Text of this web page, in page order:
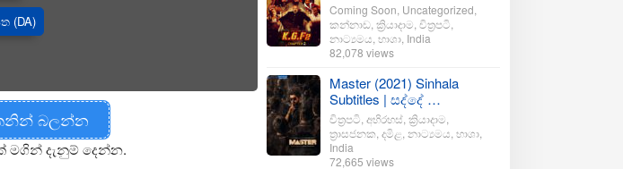
(DA)
බලන්න
දැනුම් දෙන්න.
Coming Soon Uncategorized
කන්නාඩ ක්‍රියාදාම චිත්‍රපටි
නාට්‍යමය භාශා India
82,078 views
Master (2021) Sinhala
Subtitles | සද්දේ …
චිත්‍රපටි අභිරහස් ක්‍රියාදාම
ත්‍රාසජනක දමිළ නාට්‍යමය භාශා
India
72,665 views